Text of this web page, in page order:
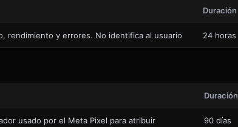
Duración
rendimiento y errores. No identifica al usuario 24 horas
Duración
usado por el Meta Pixel para atribuir
90 días